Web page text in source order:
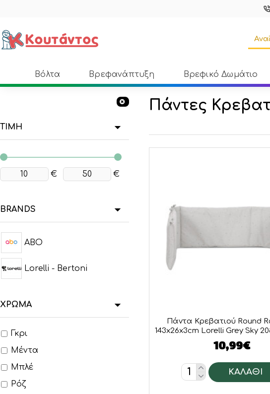
Βόλτα Βρεφανάπτυξη Βρεφικό Δωμάτιο
ΤΙΜΗ
€ €
BRANDS
ABO
Lorelli - Bertoni
ΧΡΏΜΑ
Γκρι
Μέντα
Μπλέ
Ρόζ
Πάντες
Πάντα Κρεβατιού Round
143x26x3cm Lorelli Grey Sky
10,99€
ΚΑΛΆΘΙ